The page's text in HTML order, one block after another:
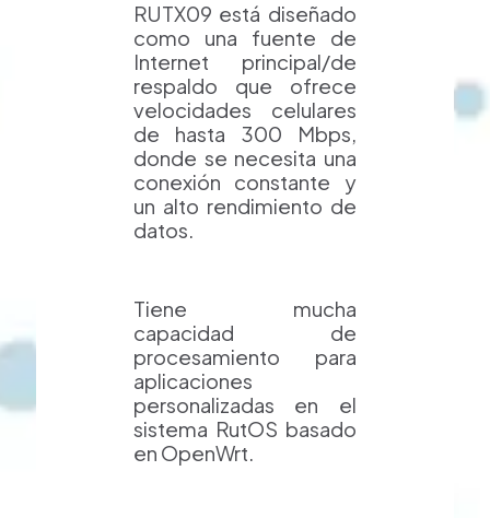
RUTX09 está diseñado
como una fuente de
Internet principal/de
respaldo que ofrece
velocidades celulares
de hasta 300 Mbps,
donde se necesita una
conexión constante y
un alto rendimiento de
datos.
Tiene mucha
capacidad de
procesamiento para
aplicaciones
personalizadas en el
sistema RutOS basado
en OpenWrt.